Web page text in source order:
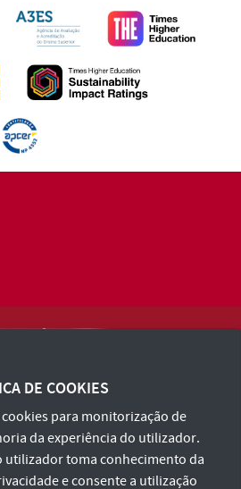
Condições e Política de Privacidade
de Acessibilidade
DE COOKIES
para monitorização de
da experiência do utilizador.
utilizador toma conhecimento da
e consente a utilização